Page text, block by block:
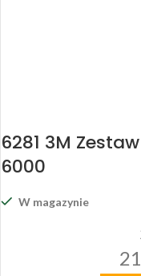
6281 3M
6000
W magazynie